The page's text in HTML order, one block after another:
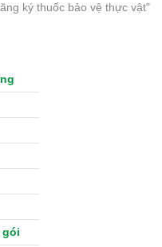
ký thuốc bảo vệ thực vật"
gói